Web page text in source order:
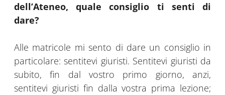
dell’Ateneo, quale consiglio ti senti di
dare?
Alle matricole mi sento di dare un consiglio in
particolare: sentitevi giuristi. Sentitevi giuristi da
subito, fin dal vostro primo giorno, anzi,
sentitevi giuristi fin dalla vostra prima lezione;